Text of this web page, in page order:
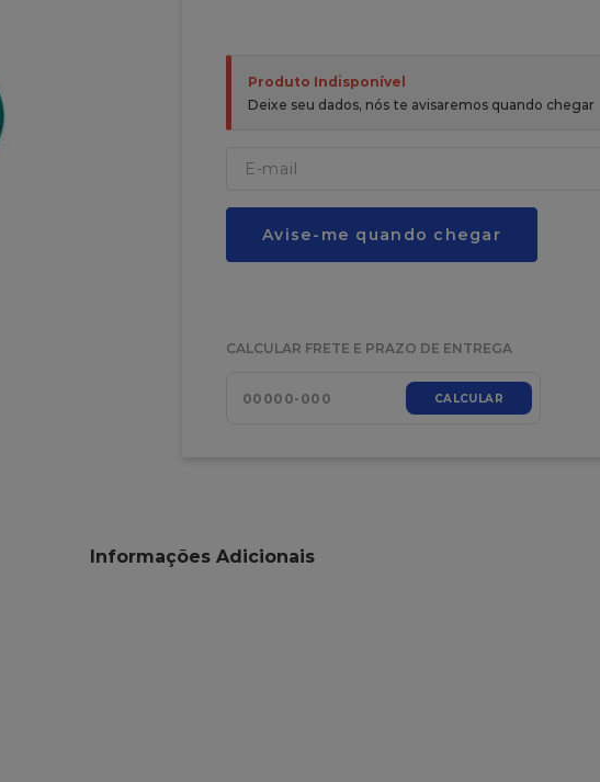
Produto Indisponível
Deixe seu dados, nós te avisaremos quando chegar
Avise-me quando chegar
CALCULAR FRETE E PRAZO DE ENTREGA
CALCULAR
Informações Adicionais